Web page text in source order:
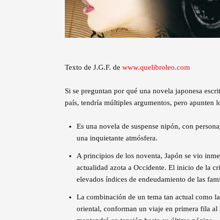
Texto de J.G.F. de www.quelibroleo.com
Si se preguntan por qué una novela japonesa
país, tendría múltiples argumentos, pero apunten
Es una novela de suspense nipón, con
una inquietante atmósfera.
A principios de los noventa, Japón se vio
actualidad azota a Occidente. El inicio de la
elevados índices de endeudamiento de las
La combinación de un tema tan actual como
oriental, conforman un viaje en primera fila al